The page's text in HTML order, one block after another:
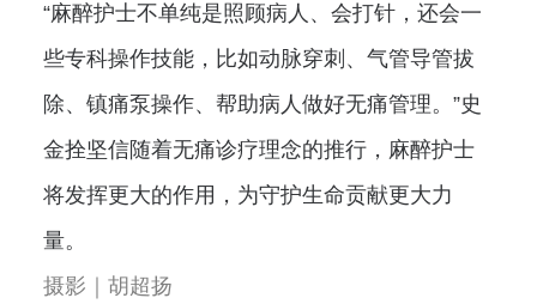
“麻醉护士不单纯是照顾病人、会打针，还会一
些专科操作技能，比如动脉穿刺、气管导管拔
除、镇痛泵操作、帮助病人做好无痛管理。”史
金拴坚信随着无痛诊疗理念的推行，麻醉护士
将发挥更大的作用，为守护生命贡献更大力
量。
摄影｜胡超扬